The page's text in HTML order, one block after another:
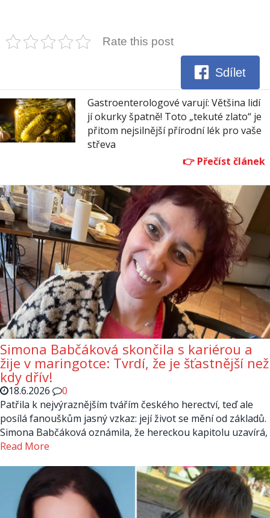
Rate this post
Sdílet
Gastroenterologové varují: Většina lidí
jí okurky špatně! Toto „tekuté zlato“ je
přitom nejsilnější přírodní lék pro vaše
střeva
Simona Babčáková skončila s kariérou a
žije v maringotce: Tvrdí, že je šťastnější než
kdy dřív!
18.6.2026
0
Patřila k nejvýraznějším tvářím českého herectví, teď ale
posílá fanouškům jasný vzkaz: její život se mění od základů.
Simona Babčáková oznámila, že hereckou kapitolu uzavírá,
Read More